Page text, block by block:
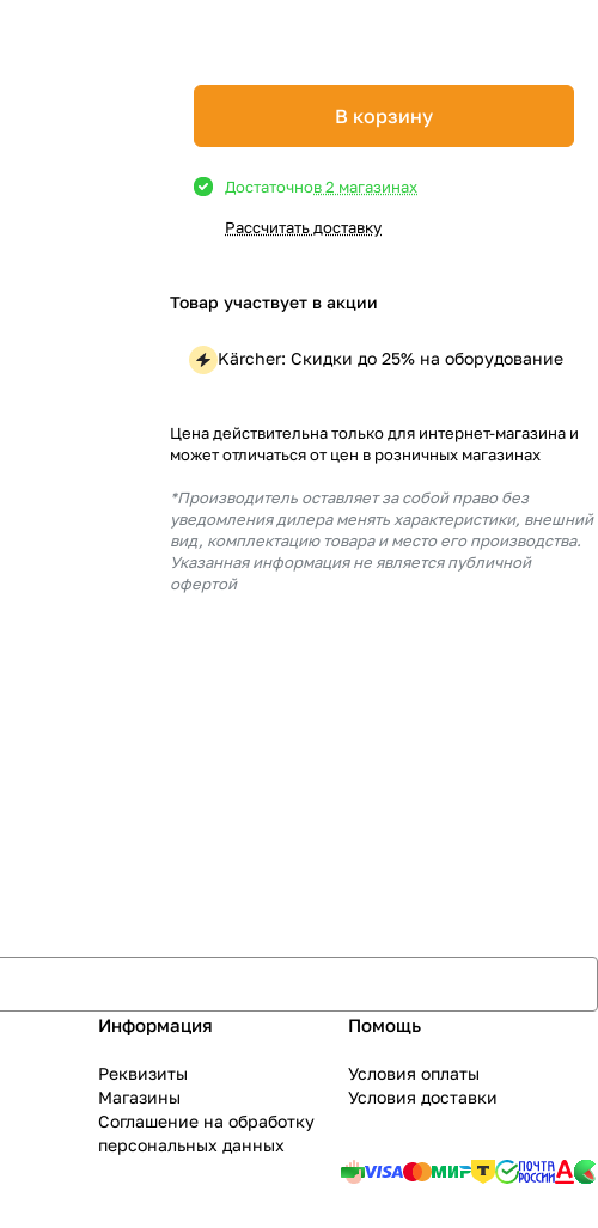
В корзину
Достаточнов 2 магазинах
Рассчитать доставку
Товар участвует в акции
Kärcher: Скидки до 25% на оборудование
Цена действительна только для интернет-магазина и
может отличаться от цен в розничных магазинах
*Производитель оставляет за собой право без
уведомления дилера менять характеристики, внешний
вид, комплектацию товара и место его производства.
Указанная информация не является публичной
офертой
Информация
Реквизиты
Магазины
Соглашение на обработку
персональных данных
Помощь
Условия оплаты
Условия доставки